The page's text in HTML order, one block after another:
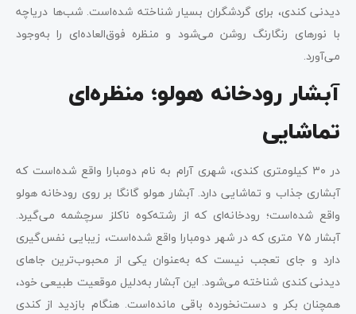
دیدنی کندی، برای گردشگران بسیار شناخته شده‌است‌. شب‌ها دریاچه
با نورهای رنگارنگ روشن می‌شود و منظره فوق‌العاده‌ای را به‌وجود
می‌آورد.
آبشار رودخانه هولو؛ منظره‌ای
تماشایی
در ۳۰ کیلومتری کندی، شهری آرام به ‌نام دومبارا واقع شده‌است که
آبشاری جذاب و تماشایی دارد. آبشار هولو گانگا بر روی رودخانه هولو
واقع شده‌است؛ رودخانه‌ای که از رشته‌کوه ناکلز سرچشمه می‌گیرد.
آبشار ۷۵ متری که در شهر دومبارا واقع شده‌است، زیبایی نفس‌گیری
دارد و جای تعجب نیست که به‌عنوان یکی از محبوب‌‌ترین جاهای
دیدنی کندی شناخته می‌شود. این آبشار به‌دلیل موقعیت طبیعی خود،
همچنان بکر و دست‌نخورده باقی مانده‌است. هنگام بازدید از کندی